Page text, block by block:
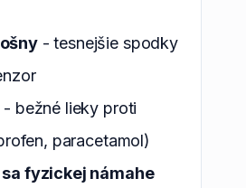
- tesnejšie spodky
- bežné lieky proti
paracetamol)
fyzickej námahe